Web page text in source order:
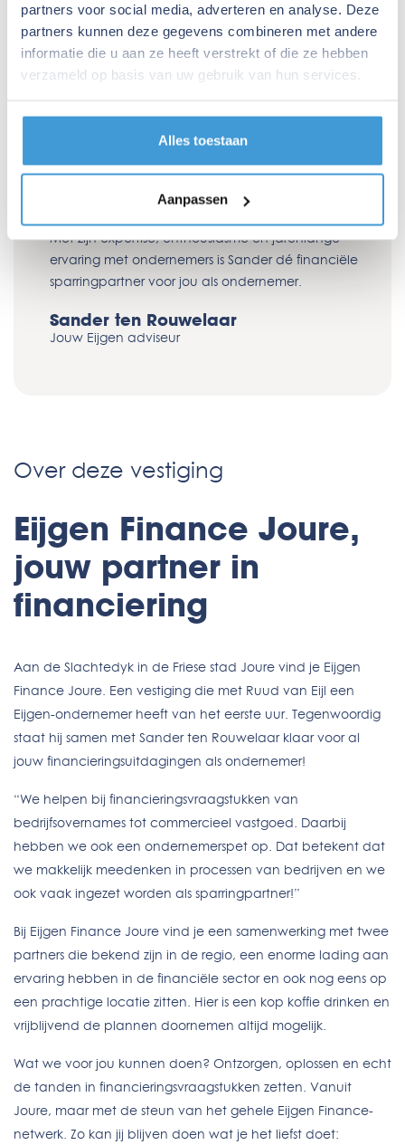
partners voor social media, adverteren en analyse. Deze
partners kunnen deze gegevens combineren met andere
informatie die u aan ze heeft verstrekt of die ze hebben
verzameld op basis van uw gebruik van hun services.
Alles toestaan
Aanpassen
Met zijn expertise, enthousiasme en jarenlange
ervaring met ondernemers is Sander dé financiële
sparringpartner voor jou als ondernemer.
Sander ten Rouwelaar
Jouw Eijgen adviseur
Over deze vestiging
Eijgen Finance Joure,
jouw partner in
financiering
Aan de Slachtedyk in de Friese stad Joure vind je Eijgen
Finance Joure. Een vestiging die met Ruud van Eijl een
Eijgen-ondernemer heeft van het eerste uur. Tegenwoordig
staat hij samen met Sander ten Rouwelaar klaar voor al
jouw financieringsuitdagingen als ondernemer!
“We helpen bij financieringsvraagstukken van
bedrijfsovernames tot commercieel vastgoed. Daarbij
hebben we ook een ondernemerspet op. Dat betekent dat
we makkelijk meedenken in processen van bedrijven en we
ook vaak ingezet worden als sparringpartner!”
Bij Eijgen Finance Joure vind je een samenwerking met twee
partners die bekend zijn in de regio, een enorme lading aan
ervaring hebben in de financiële sector en ook nog eens op
een prachtige locatie zitten. Hier is een kop koffie drinken en
vrijblijvend de plannen doornemen altijd mogelijk.
Wat we voor jou kunnen doen? Ontzorgen, oplossen en echt
de tanden in financieringsvraagstukken zetten. Vanuit
Joure, maar met de steun van het gehele Eijgen Finance-
netwerk. Zo kan jij blijven doen wat je het liefst doet: